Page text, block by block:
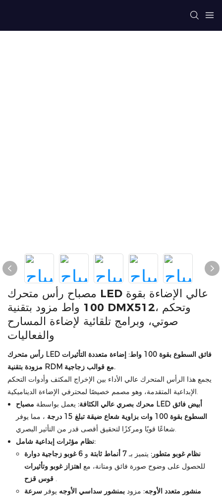
مصباح رأس متحرك LED عالي الإضاءة بقوة
100 واط مزود بتقنية DMX512، وتحكم
صوتي، وبرامج تلقائية لإضاءة المسارح
والفعاليات
رأس متحرك LED فائق السطوع بقوة 100 واط: إضاءة متعددة التأثيرات
مزودة بتقنية RDM مع قوالب زجاجية.
يجمع هذا الرأس المتحرك عالي الأداء بين الإخراج المكثف وأدوات التحكم
الإبداعية المتقدمة، وهو مصمم خصيصًا لمحترفي الإضاءة الديناميكية.
محرك بصري عالي الكثافة: يعمل بواسطة مصباح LED أبيض فائق
السطوع بقوة 100 وات
بزاوية شعاع ضيقة تبلغ 15 درجة
، مما يوفر
شعاعًا قويًا ومركزًا لتحقيق أقصى قدر من التأثير البصري.
نظام مؤثرات إبداعية شامل:
نظام غوبو متطور: يتميز بـ7 أنماط ثابتة و6 غوبو زجاجية دوارة
للحصول على وضوح صورة فائق ومتانة، معاهتزاز غوبو وتأثيرات
قوس قزح.
منشور متعدد الأوجه: مزودبمنشور سداسي الأوجه يوفرسرعة